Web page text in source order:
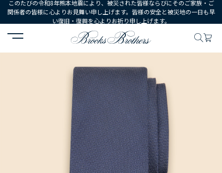
このたびの令和8年熊本地震により、被災された皆様ならびにそのご家族・ご
関係者の皆様に心よりお見舞い申し上げます。皆様の安全と被災地の一日も早
い復旧・復興を心よりお祈り申し上げます。
HOME シューズ・アクセサリー ネクタイ・ポケットチーフ